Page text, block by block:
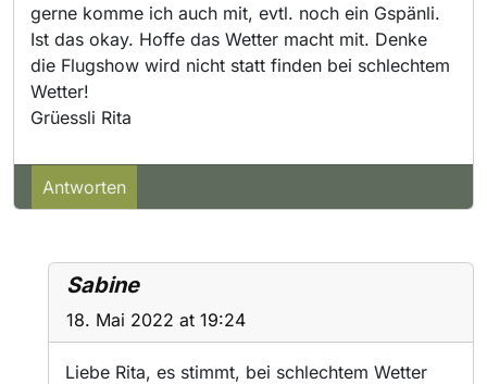
gerne komme ich auch mit, evtl. noch ein Gspänli.
Ist das okay. Hoffe das Wetter macht mit. Denke
die Flugshow wird nicht statt finden bei schlechtem
Wetter!
Grüessli Rita
Antworten
Sabine
18. Mai 2022 at 19:24
Liebe Rita, es stimmt, bei schlechtem Wetter